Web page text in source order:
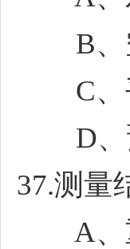
B、
C、
D、
37.测量
A、